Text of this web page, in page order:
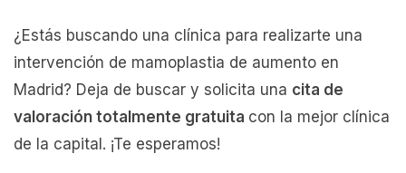
¿Estás buscando una clínica para realizarte una
intervención de mamoplastia de aumento en
Madrid? Deja de buscar y solicita una cita de
valoración totalmente gratuita con la mejor clínica
de la capital. ¡Te esperamos!